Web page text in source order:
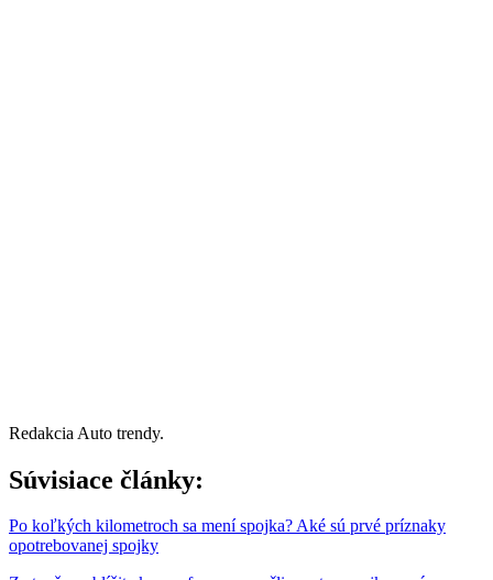
Redakcia Auto trendy.
Súvisiace články:
Po koľkých kilometroch sa mení spojka? Aké sú prvé príznaky
opotrebovanej spojky